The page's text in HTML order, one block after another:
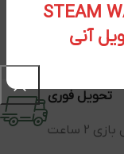
STEAM
تحویل فوری
2 ساعت